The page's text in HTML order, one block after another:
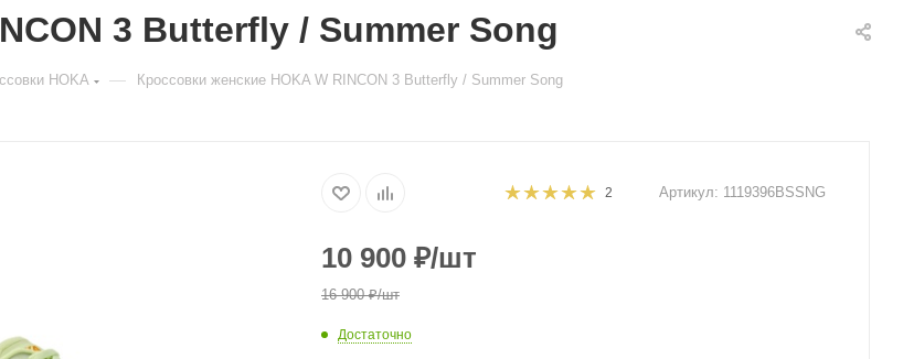
3 Butterfly / Summer Song
HOKA — Кроссовки женские HOKA W RINCON 3 Butterfly / Summer Song
2 Артикул: 1119396BSSNG
10 900 ₽/шт
16 900₽/шт
Достаточно